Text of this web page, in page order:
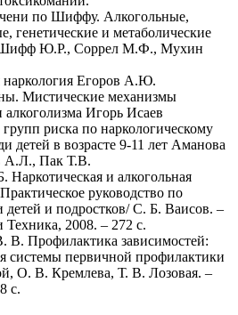
по Шиффу. Алкогольные,
генетические и метаболические
Шифф Ю.Р., Соррел М.Ф., Мухин
наркология Егоров А.Ю.
Мистические механизмы
Игорь Исаев
риска по наркологическому
детей в возрасте 9-11 лет Аманова
Пак Т.В.
Наркотическая и алкогольная
руководство по
детей и подростков/ С. Б. Ваисов. –
2008. – 272 с.
В. Профилактика зависимостей:
системы первичной профилактики
О. В. Кремлева, Т. В. Лозовая. –
с.